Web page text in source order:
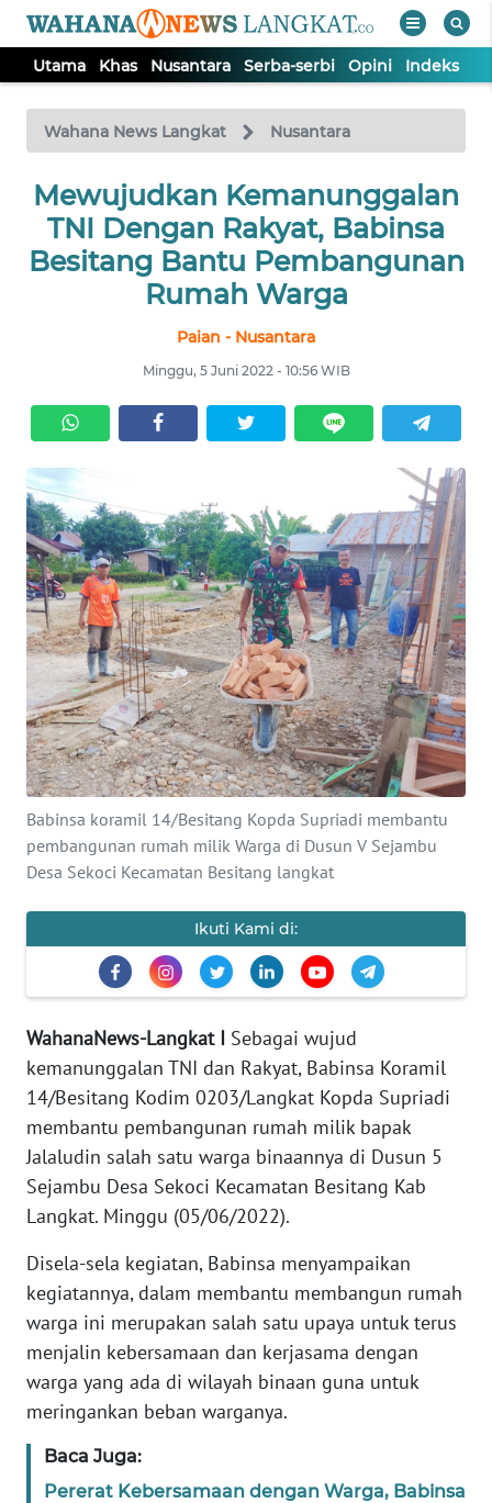
Utama Khas Nusantara Serba-serbi Opini Indeks
Wahana News Langkat Nusantara
Mewujudkan Kemanunggalan
TNI Dengan Rakyat, Babinsa
Besitang Bantu Pembangunan
Rumah Warga
Paian - Nusantara
Minggu, 5 Juni 2022 - 10:56 WIB
Babinsa koramil 14/Besitang Kopda Supriadi membantu
pembangunan rumah milik Warga di Dusun V Sejambu
Desa Sekoci Kecamatan Besitang langkat
Ikuti Kami di:
WahanaNews-Langkat I Sebagai wujud
kemanunggalan TNI dan Rakyat, Babinsa Koramil
14/Besitang Kodim 0203/Langkat Kopda Supriadi
membantu pembangunan rumah milik bapak
Jalaludin salah satu warga binaannya di Dusun 5
Sejambu Desa Sekoci Kecamatan Besitang Kab
Langkat. Minggu (05/06/2022).
Disela-sela kegiatan, Babinsa menyampaikan
kegiatannya, dalam membantu membangun rumah
warga ini merupakan salah satu upaya untuk terus
menjalin kebersamaan dan kerjasama dengan
warga yang ada di wilayah binaan guna untuk
meringankan beban warganya.
Baca Juga:
Pererat Kebersamaan dengan Warga, Babinsa
TV
Tutup
UTAMA
KHAS
SERBI
OPINI
Informasi
INDEKS
BERITA
KONTAK
INFO
IKLAN
TENTANG
KAMI
MEDIA
REDAKSI
DISCLAIMER
News
Regional
WN
SUMUT
WN
JAKARTA
JABAR